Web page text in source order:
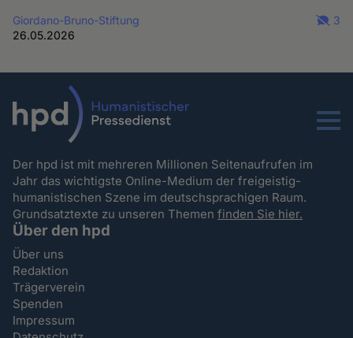
Giordano-Bruno-Stiftung
26.05.2026
3
Menu
Der hpd ist mit mehreren Millionen Seitenaufrufen im
Jahr das wichtigste Online-Medium der freigeistig-
humanistischen Szene im deutschsprachigen Raum.
Grundsatztexte zu unseren Themenfinden Sie hier.
Über den hpd
Über uns
Redaktion
Trägerverein
Spenden
Impressum